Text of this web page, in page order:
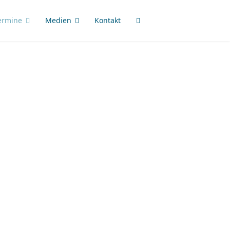
Medien Kontakt